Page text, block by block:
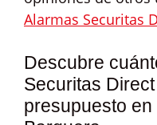
Alarmas Securitas
Descubre
Securitas
presupuesto